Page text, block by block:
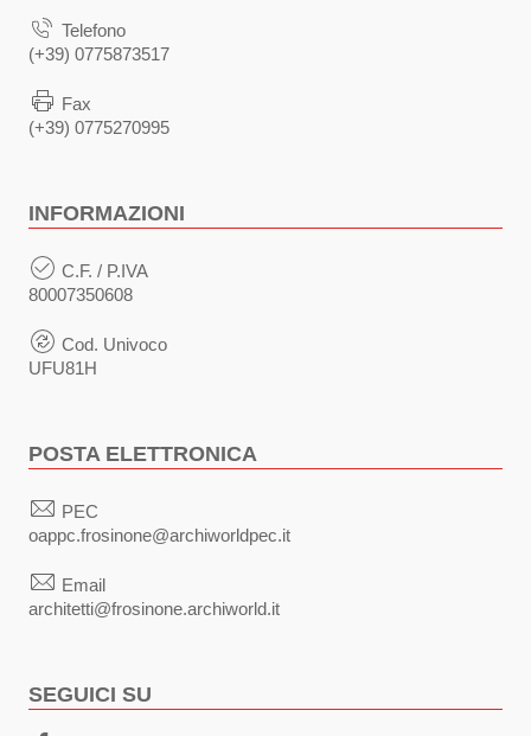
Telefono
(+39) 0775873517
Fax
(+39) 0775270995
INFORMAZIONI
C.F. / P.IVA
80007350608
Cod. Univoco
UFU81H
POSTA ELETTRONICA
PEC
oappc.frosinone@archiworldpec.it
Email
architetti@frosinone.archiworld.it
SEGUICI SU